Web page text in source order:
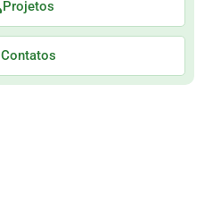
Projetos
Contatos